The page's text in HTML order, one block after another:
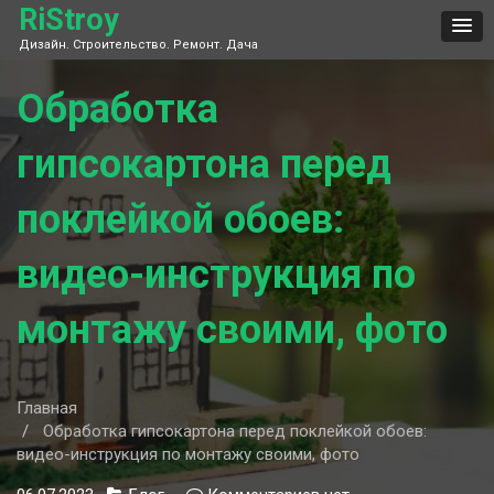
Skip
content
RiStroy
Дизайн. Строительство. Ремонт. Дача
Обработка
гипсокартона перед
поклейкой обоев:
видео-инструкция по
монтажу своими, фото
Главная
Обработка гипсокартона перед поклейкой обоев:
видео-инструкция по монтажу своими, фото